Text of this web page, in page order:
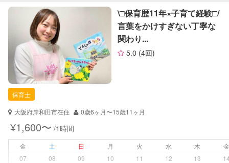
定期予約
お子様の撮影
（定期特典）
対応可能
特徴 料金 レビュー
サポートの特徴
資格
自治体届出済ベビーシッター
対応可能/特徴
子育て経験
病児対応
障がい児対応 対応可否は個別に相談
\□︎保育歴11年×子育て経験□︎/
言葉をかけすぎない丁寧な
関わり...
5.0 (4回)
保育士
大阪府岸和田市在住
0歳6ヶ月〜15歳11ヶ月
¥1,600〜 /1時間
金 土 日 月 火 水 木
07
08 09 10 11 12 13